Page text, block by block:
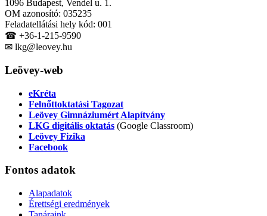
1096 Budapest, Vendel u. 1.
OM azonosító: 035235
Feladatellátási hely kód: 001
☎ +36-1-215-9590
✉ lkg@leovey.hu
Leövey-web
eKréta
Felnőttoktatási Tagozat
Leövey Gimnáziumért Alapítvány
LKG digitális oktatás (Google Classroom)
Leövey Fizika
Facebook
Fontos adatok
Alapadatok
Érettségi eredmények